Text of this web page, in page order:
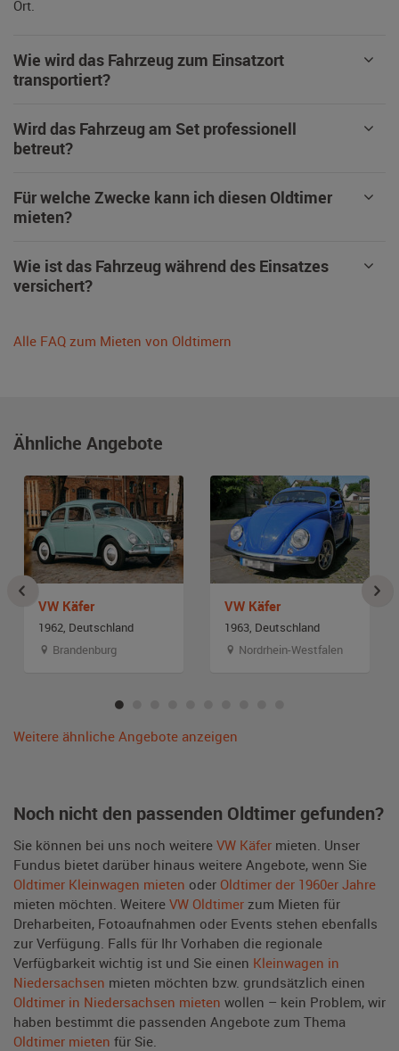
Ort.
Wie wird das Fahrzeug zum Einsatzort
transportiert?
Wird das Fahrzeug am Set professionell
betreut?
Für welche Zwecke kann ich diesen Oldtimer
mieten?
Wie ist das Fahrzeug während des Einsatzes
versichert?
Alle FAQ zum Mieten von Oldtimern
Ähnliche Angebote
VW Käfer
1962, Deutschland
Brandenburg
VW Käfer
1963, Deutschland
Nordrhein-Westfalen
Weitere ähnliche Angebote anzeigen
Noch nicht den passenden Oldtimer gefunden?
Sie können bei uns noch weitere VW Käfer mieten. Unser
Fundus bietet darüber hinaus weitere Angebote, wenn Sie
Oldtimer Kleinwagen mieten oder Oldtimer der 1960er Jahre
mieten möchten. Weitere VW Oldtimer zum Mieten für
Dreharbeiten, Fotoaufnahmen oder Events stehen ebenfalls
zur Verfügung. Falls für Ihr Vorhaben die regionale
Verfügbarkeit wichtig ist und Sie einen Kleinwagen in
Niedersachsen mieten möchten bzw. grundsätzlich einen
Oldtimer in Niedersachsen mieten wollen – kein Problem, wir
haben bestimmt die passenden Angebote zum Thema
Oldtimer mieten für Sie.